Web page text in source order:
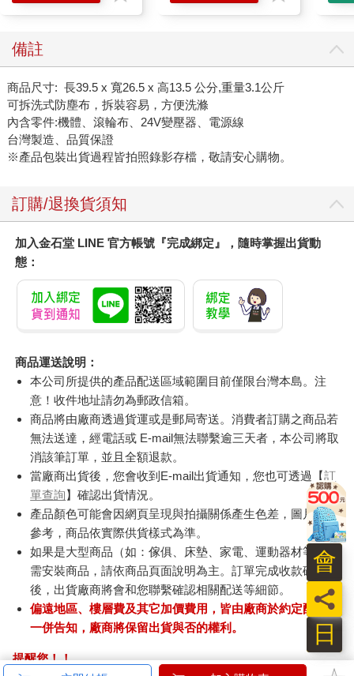
備註
商品尺寸: 長39.5 x 寬26.5 x 高13.5 公分,重量3.1公斤
可拆洗式防塵布，拆裝容易，方便洗滌
內含零件:機體、滾輪布、24V變壓器、電源線
台灣製造、品質保證
※產品包裝出貨過程皆拍照錄影存檔，敬請安心購物。
訂購/退換貨須知
加入金石堂 LINE 官方帳號『完成綁定』，隨時掌握出貨動
態：
商品運送說明：
本公司所提供的產品配送區域範圍目前僅限台灣本島。注
意！收件地址請勿為郵政信箱。
商品將由廠商透過貨運或是郵局寄送。消費者訂購之商品若
無法送達，經電話或 E-mail無法聯繫逾三天者，本公司將取
消該筆訂單，並且全額退款。
當廠商出貨後，您會收到E-mail出貨通知，您也可透過【訂
單查詢】確認出貨情況。
產品顏色可能會因網頁呈現與拍攝關係產生色差，圖片僅供
參考，商品依實際供貨樣式為準。
如果是大型商品（如：傢俱、床墊、家電、運動器材等）及
需安裝商品，請依商品頁面說明為主。訂單完成收款確認
後，出貨廠商將會和您聯繫確認相關配送等細節。
偏遠地區、樓層費及其它加價費用，皆由廠商於約定配送時
一併告知，廠商將保留出貨與否的權利。
提醒您！！
日
員
會